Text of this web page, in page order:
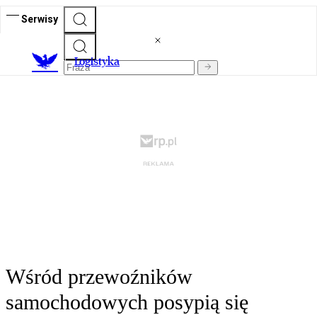
Serwisy
Logistyka
Wśród przewoźników
samochodowych posypią się